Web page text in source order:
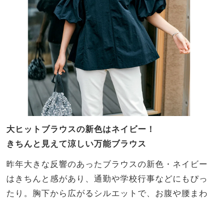
大ヒットブラウスの新色はネイビー！
きちんと見えて涼しい万能ブラウス
昨年大きな反響のあったブラウスの新色・ネイビー
はきちんと感があり、通勤や学校行事などにもぴっ
たり。胸下から広がるシルエットで、お腹や腰まわ